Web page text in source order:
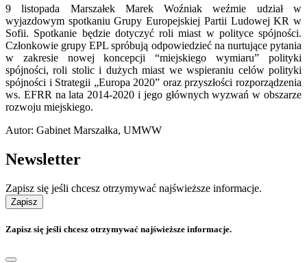
9 listopada Marszałek Marek Woźniak weźmie udział w
wyjazdowym spotkaniu Grupy Europejskiej Partii Ludowej KR w
Sofii. Spotkanie będzie dotyczyć roli miast w polityce spójności.
Członkowie grupy EPL spróbują odpowiedzieć na nurtujące pytania
w zakresie nowej koncepcji “miejskiego wymiaru” polityki
spójności, roli stolic i dużych miast we wspieraniu celów polityki
spójności i Strategii „Europa 2020” oraz przyszłości rozporządzenia
ws. EFRR na lata 2014-2020 i jego głównych wyzwań w obszarze
rozwoju miejskiego.
Autor: Gabinet Marszałka, UMWW
Newsletter
Zapisz się jeśli chcesz otrzymywać najświeższe informacje.
Zapisz
Zapisz się jeśli chcesz otrzymywać najświeższe informacje.